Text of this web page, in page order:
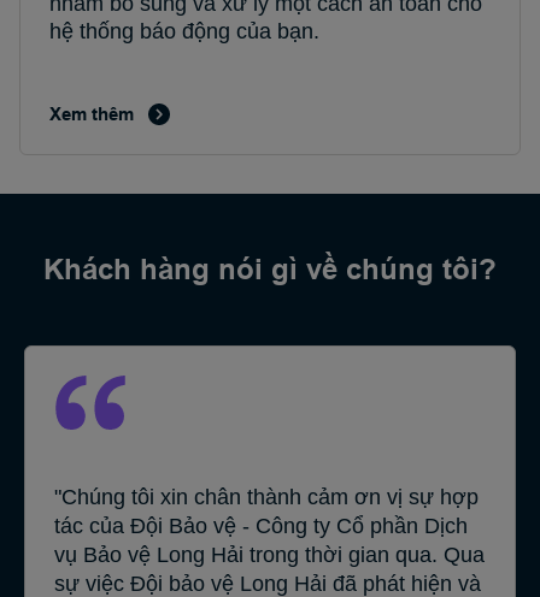
hệ thống báo động của bạn.
Xem thêm
Khách hàng nói gì về chúng tôi?
"Chúng tôi xin chân thành cảm ơn vị sự hợp
tác của Đội Bảo vệ - Công ty Cổ phần Dịch
vụ Bảo vệ Long Hải trong thời gian qua. Qua
sự việc Đội bảo vệ Long Hải đã phát hiện và